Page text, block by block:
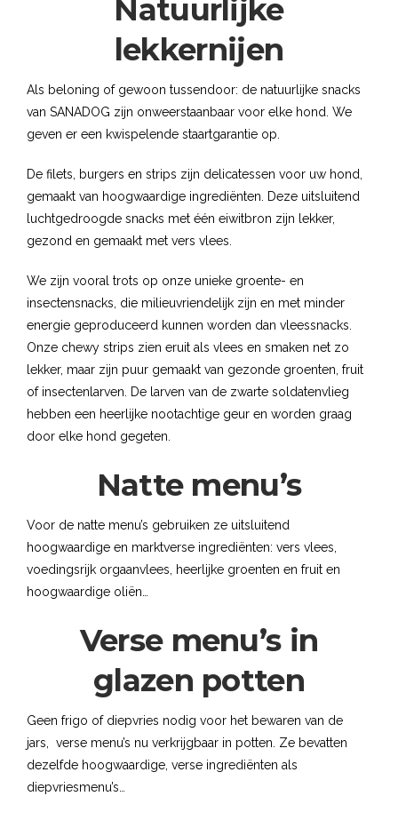
Natuurlijke
lekkernijen
Als beloning of gewoon tussendoor: de natuurlijke snacks
van SANADOG zijn onweerstaanbaar voor elke hond. We
geven er een kwispelende staartgarantie op.
De filets, burgers en strips zijn delicatessen voor uw hond,
gemaakt van hoogwaardige ingrediënten. Deze uitsluitend
luchtgedroogde snacks met één eiwitbron zijn lekker,
gezond en gemaakt met vers vlees.
We zijn vooral trots op onze unieke groente- en
insectensnacks, die milieuvriendelijk zijn en met minder
energie geproduceerd kunnen worden dan vleessnacks.
Onze chewy strips zien eruit als vlees en smaken net zo
lekker, maar zijn puur gemaakt van gezonde groenten, fruit
of insectenlarven. De larven van de zwarte soldatenvlieg
hebben een heerlijke nootachtige geur en worden graag
door elke hond gegeten.
Natte menu’s
Voor de natte menu’s gebruiken ze uitsluitend
hoogwaardige en marktverse ingrediënten: vers vlees,
voedingsrijk orgaanvlees, heerlijke groenten en fruit en
hoogwaardige oliën…
Verse menu’s in
glazen potten
Geen frigo of diepvries nodig voor het bewaren van de
jars, verse menu’s nu verkrijgbaar in potten. Ze bevatten
dezelfde hoogwaardige, verse ingrediënten als
diepvriesmenu’s…